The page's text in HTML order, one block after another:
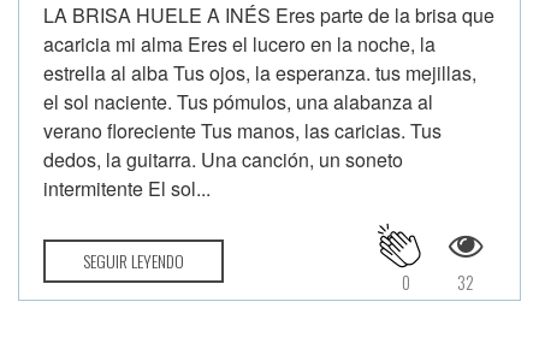
LA BRISA HUELE A INÉS Eres parte de la brisa que
acaricia mi alma Eres el lucero en la noche, la
estrella al alba Tus ojos, la esperanza. tus mejillas,
el sol naciente. Tus pómulos, una alabanza al
verano floreciente Tus manos, las caricias. Tus
dedos, la guitarra. Una canción, un soneto
intermitente El sol...
SEGUIR LEYENDO
32
0